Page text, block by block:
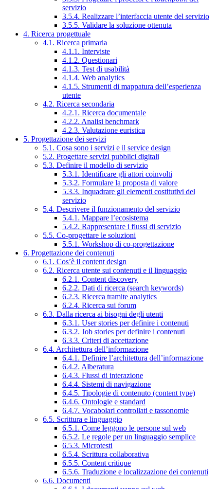
servizio
3.5.4. Realizzare l’interfaccia utente del servizio
3.5.5. Validare la soluzione ottenuta
4. Ricerca progettuale
4.1. Ricerca primaria
4.1.1. Interviste
4.1.2. Questionari
4.1.3. Test di usabilità
4.1.4. Web analytics
4.1.5. Strumenti di mappatura dell’esperienza
utente
4.2. Ricerca secondaria
4.2.1. Ricerca documentale
4.2.2. Analisi benchmark
4.2.3. Valutazione euristica
5. Progettazione dei servizi
5.1. Cosa sono i servizi e il service design
5.2. Progettare servizi pubblici digitali
5.3. Definire il modello di servizio
5.3.1. Identificare gli attori coinvolti
5.3.2. Formulare la proposta di valore
5.3.3. Inquadrare gli elementi costitutivi del
servizio
5.4. Descrivere il funzionamento del servizio
5.4.1. Mappare l’ecosistema
5.4.2. Rappresentare i flussi di servizio
5.5. Co-progettare le soluzioni
5.5.1. Workshop di co-progettazione
6. Progettazione dei contenuti
6.1. Cos’è il content design
6.2. Ricerca utente sui contenuti e il linguaggio
6.2.1. Content discovery
6.2.2. Dati di ricerca (search keywords)
6.2.3. Ricerca tramite analytics
6.2.4. Ricerca sui forum
6.3. Dalla ricerca ai bisogni degli utenti
6.3.1. User stories per definire i contenuti
6.3.2. Job stories per definire i contenuti
6.3.3. Criteri di accettazione
6.4. Architettura dell’informazione
6.4.1. Definire l’architettura dell’informazione
6.4.2. Alberatura
6.4.3. Flussi di interazione
6.4.4. Sistemi di navigazione
6.4.5. Tipologie di contenuto (content type)
6.4.6. Ontologie e standard
6.4.7. Vocabolari controllati e tassonomie
6.5. Scrittura e linguaggio
6.5.1. Come leggono le persone sul web
6.5.2. Le regole per un linguaggio semplice
6.5.3. Microtesti
6.5.4. Scrittura collaborativa
6.5.5. Content critique
6.5.6. Traduzione e localizzazione dei contenuti
6.6. Documenti